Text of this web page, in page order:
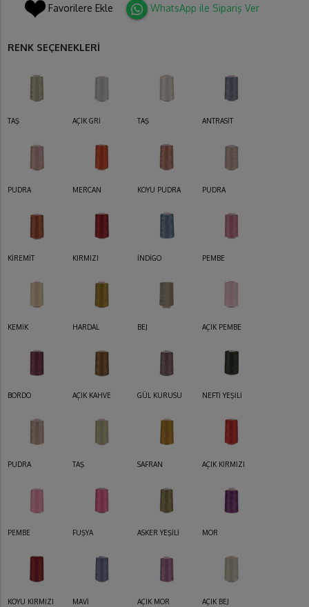
Favorilere Ekle WhatsApp ile Sipariş Ver
RENK SEÇENEKLERİ
TAŞ AÇIK GRİ TAŞ ANTRASİT
PUDRA MERCAN KOYU PUDRA PUDRA
KİREMİT KIRMIZI İNDİGO PEMBE
KEMİK HARDAL BEJ AÇIK PEMBE
BORDO AÇIK KAHVE GÜL KURUSU NEFTİ YEŞİLİ
PUDRA TAŞ SAFRAN AÇIK KIRMIZI
PEMBE FUŞYA ASKER YEŞİLİ MOR
KOYU KIRMIZI MAVİ AÇIK MOR AÇIK BEJ